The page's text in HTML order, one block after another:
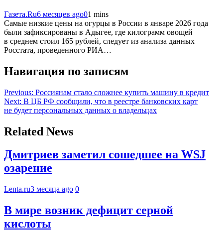
Газета.Ru6 месяцев ago01 mins
Самые низкие цены на огурцы в России в январе 2026 года
были зафиксированы в Адыгее, где килограмм овощей
в среднем стоил 165 рублей, следует из анализа данных
Росстата, проведенного РИА…
Навигация по записям
Previous: Россиянам стало сложнее купить машину в кредит
Next: В ЦБ РФ сообщили, что в реестре банковских карт
не будет персональных данных о владельцах
Related News
Дмитриев заметил сошедшее на WSJ
озарение
Lenta.ru3 месяца ago 0
В мире возник дефицит серной
кислоты